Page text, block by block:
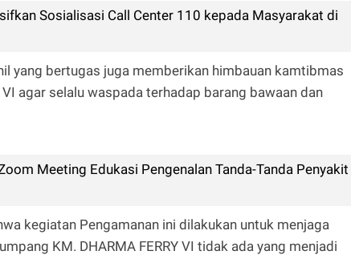
Sosialisasi Call Center 110 kepada Masyarakat di
yang bertugas juga memberikan himbauan kamtibmas
agar selalu waspada terhadap barang bawaan dan
Meeting Edukasi Pengenalan Tanda-Tanda Penyakit
kegiatan Pengamanan ini dilakukan untuk menjaga
KM. DHARMA FERRY VI tidak ada yang menjadi